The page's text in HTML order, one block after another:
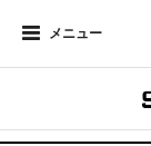
メニュー